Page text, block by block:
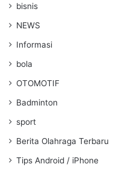
bisnis
NEWS
Informasi
bola
OTOMOTIF
Badminton
sport
Berita Olahraga Terbaru
Tips Android / iPhone